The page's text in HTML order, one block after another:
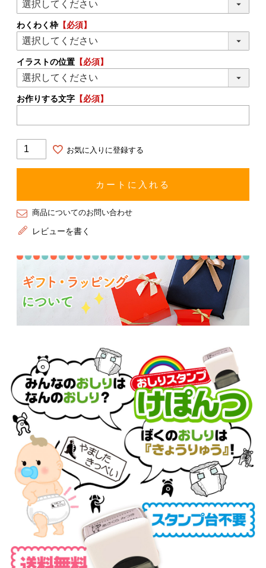
わくわく枠 【必須】
イラストの位置 【必須】
お作りする文字 【必須】
お気に入りに登録する
カートに入れる
商品についてのお問い合わせ
レビューを書く